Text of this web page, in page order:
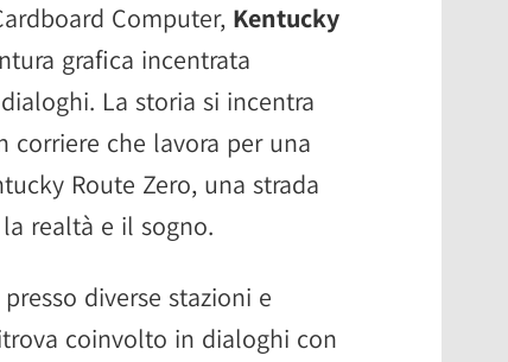
Computer, Kentucky
grafica incentrata
La storia si incentra
corriere che lavora per una
Route Zero, una strada
realtà e il sogno.
diverse stazioni e
coinvolto in dialoghi con